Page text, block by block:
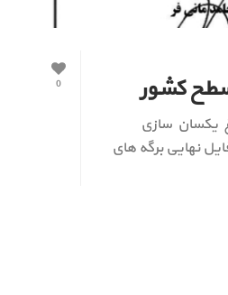
0 کشور
يكسان سازى
نهايی برگه های